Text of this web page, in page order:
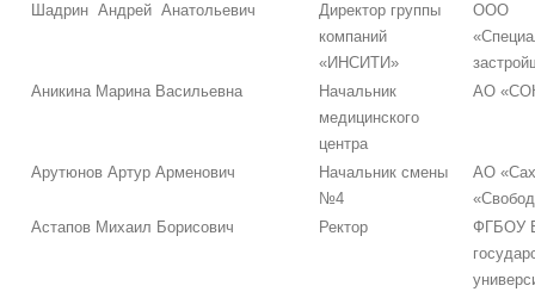
Шадрин Андрей Анатольевич
Директор группы
компаний
«ИНСИТИ»
ООО
Аникина Марина Васильевна
Начальник
медицинского
центра
АО
Арутюнов Артур Арменович
Начальник смены
№4
АО
Астапов Михаил Борисович
Ректор
ФГБОУ